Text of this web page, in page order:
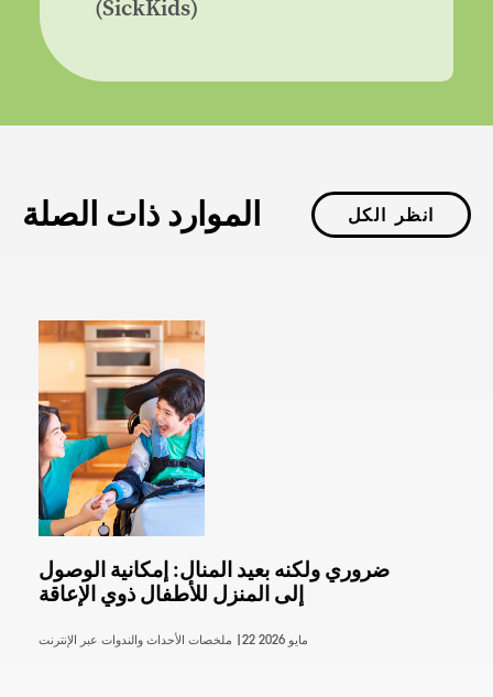
(SickKids)
الموارد ذات الصلة انظر الكل
ضروري ولكنه بعيد المنال: إمكانية الوصول
إلى المنزل للأطفال ذوي الإعاقة
22 مايو 2026